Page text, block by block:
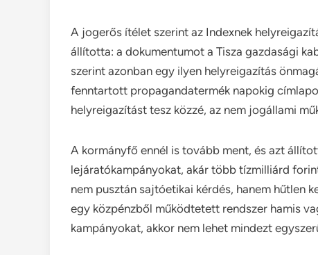
A jogerős ítélet szerint az Indexnek
állította: a dokumentumot a Tisza gazdasági
szerint azonban egy ilyen helyreigazítás
fenntartott propagandatermék napokig
helyreigazítást tesz közzé, az nem jogállami
A kormányfő ennél is tovább ment, és azt
lejáratókampányokat, akár több tízmilliárd
nem pusztán sajtóetikai kérdés, hanem hűtlen
egy közpénzből működtetett rendszer hamis
kampányokat, akkor nem lehet mindezt